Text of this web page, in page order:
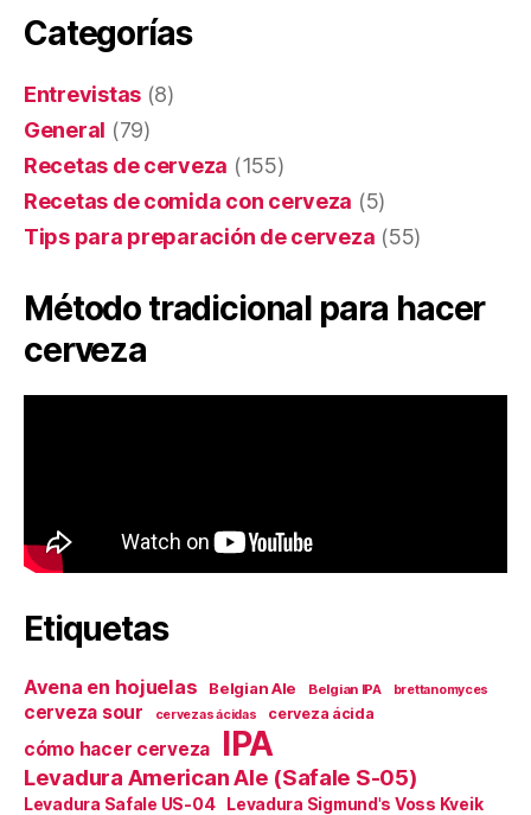
Categorías
Entrevistas (8)
General (79)
Recetas de cerveza (155)
Recetas de comida con cerveza (5)
Tips para preparación de cerveza (55)
Método tradicional para hacer
cerveza
Etiquetas
Avena en hojuelas Belgian Ale Belgian IPA brettanomyces
cerveza sour cervezas ácidas cerveza ácida
cómo hacer cerveza IPA
Levadura American Ale (Safale S-05)
Levadura Safale US-04 Levadura Sigmund's Voss Kveik